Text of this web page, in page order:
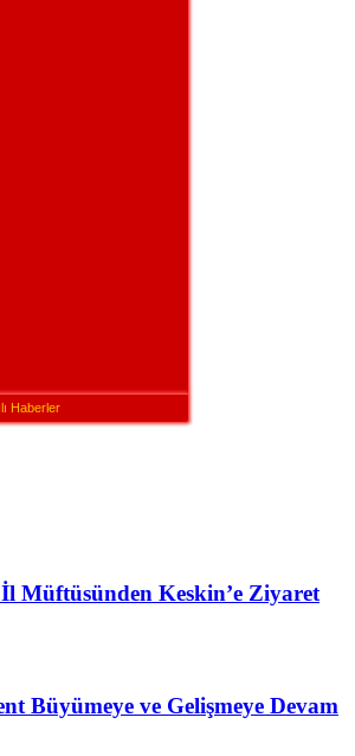
Haberler
Müftüsünden Keskin’e Ziyaret
Büyümeye ve Gelişmeye Devam